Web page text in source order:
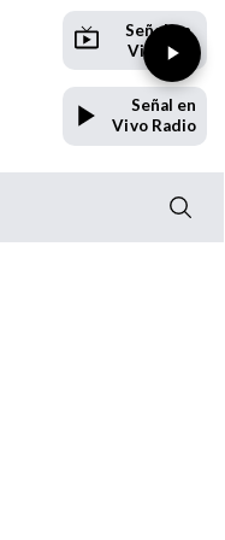
Señal en
Vivo TV
Señal en
Vivo Radio